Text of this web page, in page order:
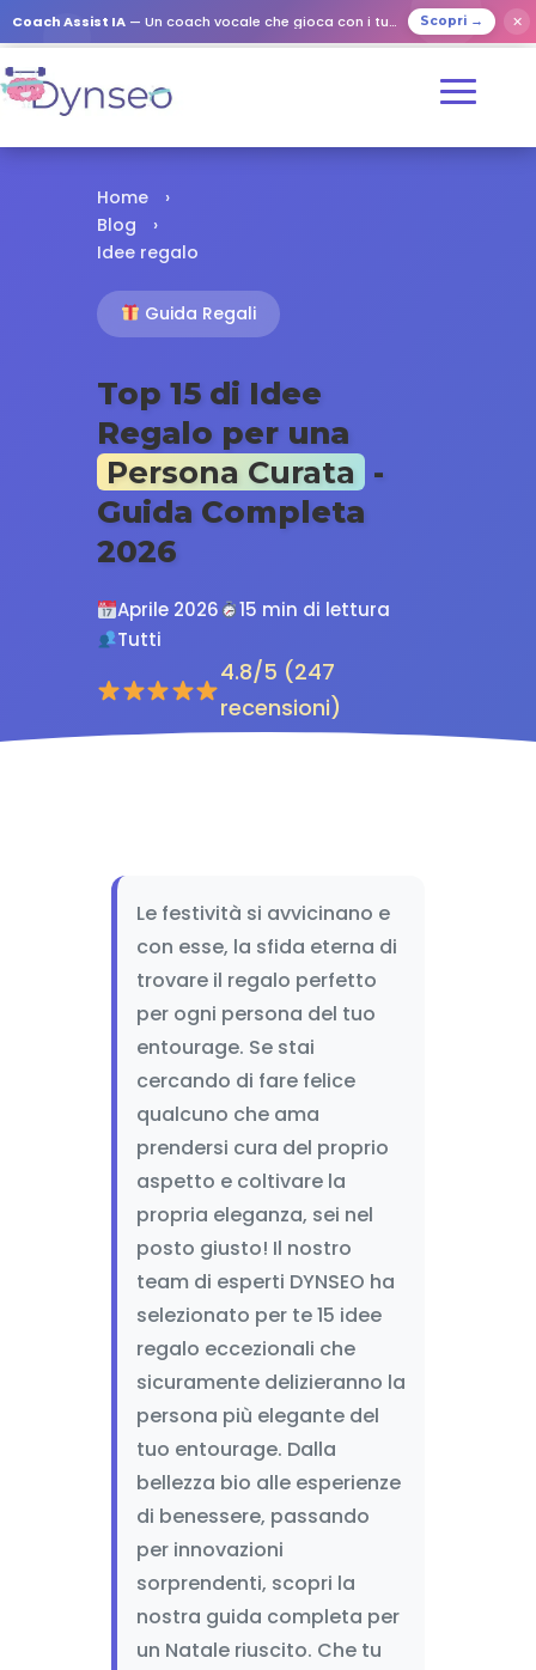
Coach Assist IA — Un coach vocale che gioca con i tuoi cari Scopri → ✕
Home
›
Blog
›
Idee regalo
Guida Regali
Top 15 di Idee
Regalo per una
Persona Curata -
Guida Completa
2026
Aprile 2026
15 min di lettura
Tutti
4.8/5 (247
recensioni)
Le festività si avvicinano e
con esse, la sfida eterna di
trovare il regalo perfetto
per ogni persona del tuo
entourage. Se stai
cercando di fare felice
qualcuno che ama
prendersi cura del proprio
aspetto e coltivare la
propria eleganza, sei nel
posto giusto! Il nostro
team di esperti DYNSEO ha
selezionato per te 15 idee
regalo eccezionali che
sicuramente delizieranno la
persona più elegante del
tuo entourage. Dalla
bellezza bio alle esperienze
di benessere, passando
per innovazioni
sorprendenti, scopri la
nostra guida completa per
un Natale riuscito. Che tu